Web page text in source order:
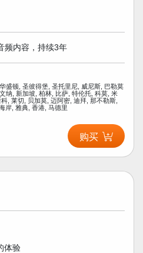
频内容，持续3年
盛顿, 圣彼得堡, 圣托里尼, 威尼斯, 巴勒莫
纳, 新加坡, 柏林, 比萨, 特伦托, 科莫, 米
, 莱切, 贝加莫, 迈阿密, 迪拜, 那不勒斯,
岸, 雅典, 香港, 马德里
购买
体验